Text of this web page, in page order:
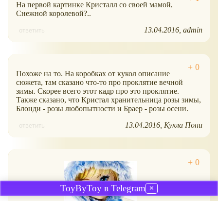
На первой картинке Кристалл со своей мамой,
Снежной королевой?..
ответить 13.04.2016 admin
Похоже на то. На коробках от кукол описание
сюжета, там сказано что-то про проклятие вечной
зимы. Скорее всего этот кадр про это проклятие.
Также сказано, что Кристал хранительница розы зимы,
Блонди - розы любопытности и Браер - розы осени.
ответить 13.04.2016 Кукла Пони
ToyByToy в Telegram ✕